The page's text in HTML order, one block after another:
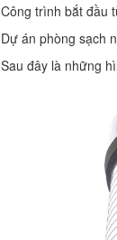
Dự án thi công
nhà máy Hoa
Công trình bắt đầu
Dự án phòng sạch
Sau đây là những